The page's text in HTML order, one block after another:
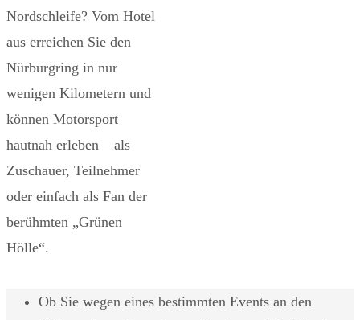
Nordschleife? Vom Hotel
aus erreichen Sie den
Nürburgring in nur
wenigen Kilometern und
können Motorsport
hautnah erleben – als
Zuschauer, Teilnehmer
oder einfach als Fan der
berühmten „Grünen
Hölle“.
Ob Sie wegen eines bestimmten Events an den